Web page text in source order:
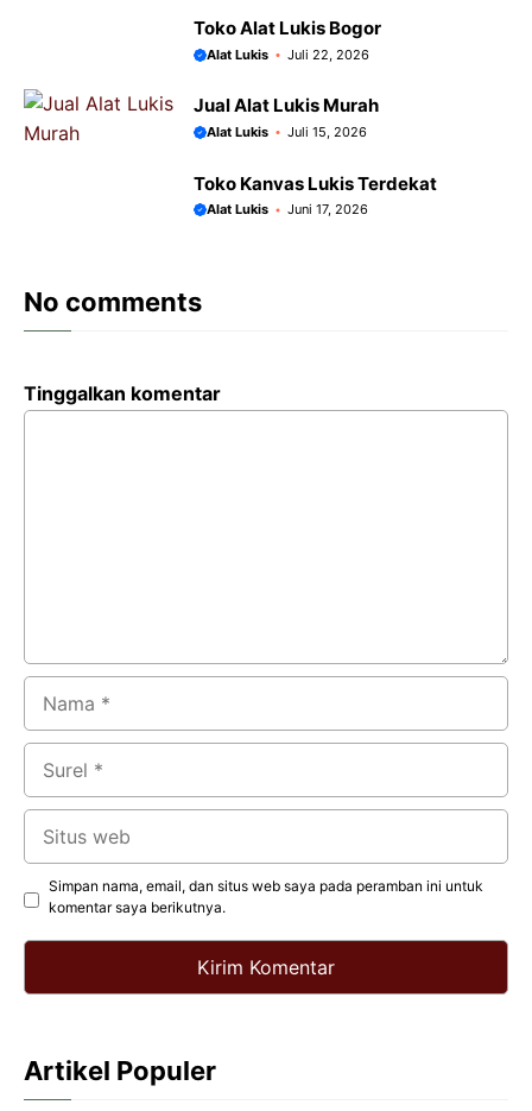
Toko Alat Lukis Bogor
Alat Lukis Juli 22, 2026
Jual Alat Lukis Murah
Alat Lukis Juli 15, 2026
Toko Kanvas Lukis Terdekat
Alat Lukis Juni 17, 2026
No comments
Tinggalkan komentar
Simpan nama, email, dan situs web saya pada peramban ini untuk
komentar saya berikutnya.
Artikel Populer